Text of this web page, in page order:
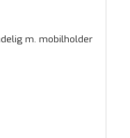
m. mobilholder